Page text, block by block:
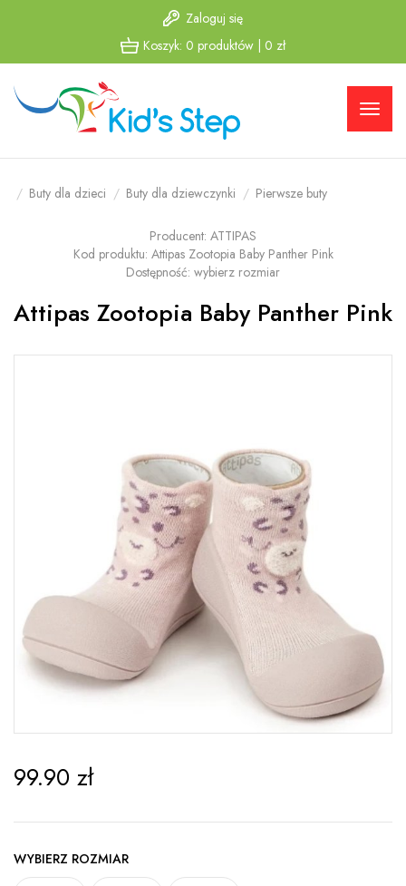
do menu
głównego
do
menu w
stopce
Zaloguj się
Koszyk: 0 produktów 0 zł
Buty dla dzieci Buty dla dziewczynki Pierwsze buty
Producent: ATTIPAS
Kod produktu: Attipas Zootopia Baby Panther Pink
Dostępność: wybierz rozmiar
Attipas Zootopia Baby Panther Pink
99.90 zł
WYBIERZ ROZMIAR